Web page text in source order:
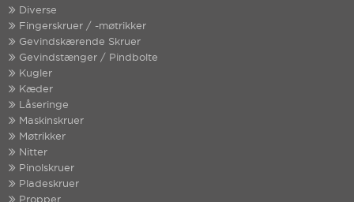
Diverse
Fingerskruer / -møtrikker
Gevindskærende Skruer
Gevindstænger / Pindbolte
Kugler
Kæder
Låseringe
Maskinskruer
Møtrikker
Nitter
Pinolskruer
Pladeskruer
Propper